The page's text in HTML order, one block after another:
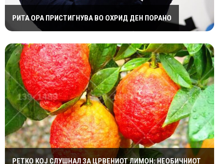
РИТА ОРА ПРИСТИГНУВА ВО ОХРИД ДЕН ПОРАНО
РЕТКО КОЈ СЛУШНАЛ ЗА ЦРВЕНИОТ ЛИМОН: НЕОБИЧНИОТ